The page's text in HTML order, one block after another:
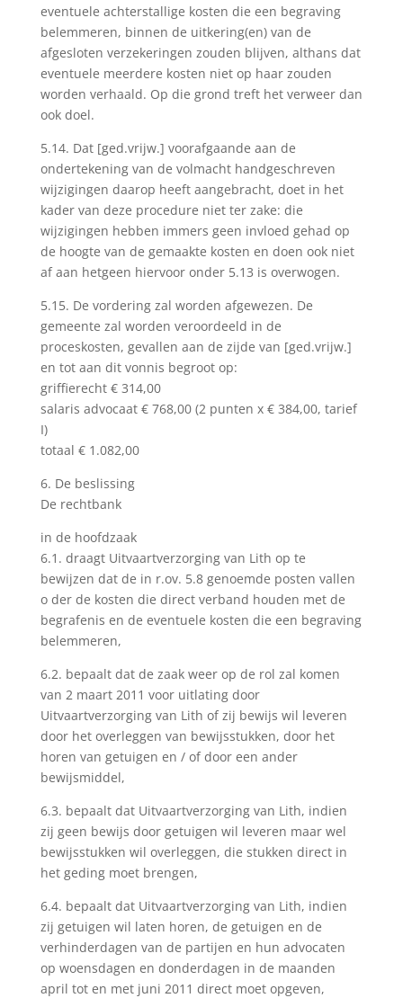
eventuele achterstallige kosten die een begraving
belemmeren, binnen de uitkering(en) van de
afgesloten verzekeringen zouden blijven, althans dat
eventuele meerdere kosten niet op haar zouden
worden verhaald. Op die grond treft het verweer dan
ook doel.
5.14. Dat [ged.vrijw.] voorafgaande aan de
ondertekening van de volmacht handgeschreven
wijzigingen daarop heeft aangebracht, doet in het
kader van deze procedure niet ter zake: die
wijzigingen hebben immers geen invloed gehad op
de hoogte van de gemaakte kosten en doen ook niet
af aan hetgeen hiervoor onder 5.13 is overwogen.
5.15. De vordering zal worden afgewezen. De
gemeente zal worden veroordeeld in de
proceskosten, gevallen aan de zijde van [ged.vrijw.]
en tot aan dit vonnis begroot op:
griffierecht € 314,00
salaris advocaat € 768,00 (2 punten x € 384,00, tarief
I)
totaal € 1.082,00
6. De beslissing
De rechtbank
in de hoofdzaak
6.1. draagt Uitvaartverzorging van Lith op te
bewijzen dat de in r.ov. 5.8 genoemde posten vallen
o der de kosten die direct verband houden met de
begrafenis en de eventuele kosten die een begraving
belemmeren,
6.2. bepaalt dat de zaak weer op de rol zal komen
van 2 maart 2011 voor uitlating door
Uitvaartverzorging van Lith of zij bewijs wil leveren
door het overleggen van bewijsstukken, door het
horen van getuigen en / of door een ander
bewijsmiddel,
6.3. bepaalt dat Uitvaartverzorging van Lith, indien
zij geen bewijs door getuigen wil leveren maar wel
bewijsstukken wil overleggen, die stukken direct in
het geding moet brengen,
6.4. bepaalt dat Uitvaartverzorging van Lith, indien
zij getuigen wil laten horen, de getuigen en de
verhinderdagen van de partijen en hun advocaten
op woensdagen en donderdagen in de maanden
april tot en met juni 2011 direct moet opgeven,